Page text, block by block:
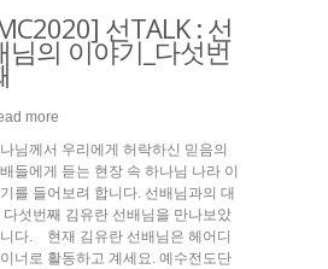
선TALK : 선
님의 이야기_다섯번
more
님께서 우리에게 허락하신 믿음의
들에게 듣는 현장 속 하나님 나라 이
를 들어보려 합니다. 선배님과의 대
다섯번째 김유란 선배님을 만나보았
다. 현재 김유란 선배님은 헤어디
너로 활동하고 계세요. 예수전도단